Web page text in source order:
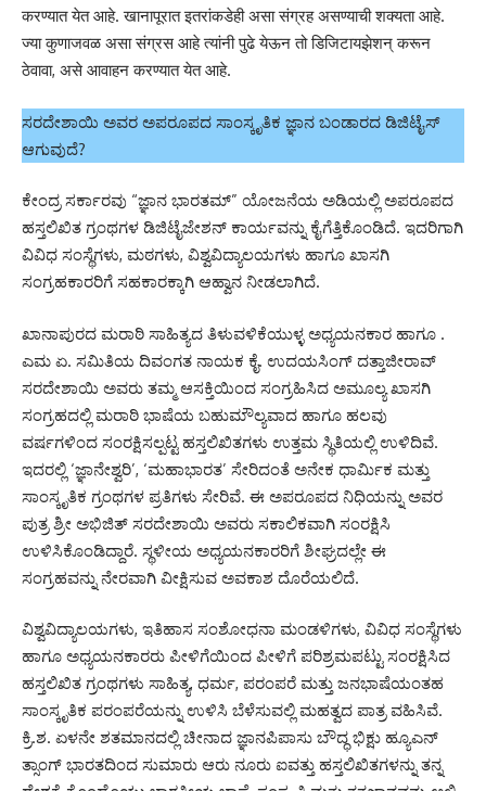
करण्यात येत आहे. खानापूरात इतरांकडेही असा संग्रह असण्याची शक्यता आहे.
ज्या कुणाजवळ असा संग्रस आहे त्यांनी पुढे येऊन तो डिजिटायझेशन् करून
ठेवावा, असे आवाहन करण्यात येत आहे.
ಸರದೇಶಾಯಿ ಅವರ ಅಪರೂಪದ ಸಾಂಸ್ಕೃತಿಕ ಜ್ಞಾನ ಬಂಡಾರದ ಡಿಜಿಟೈಸ್
ಆಗುವುದೆ?
ಕೇಂದ್ರ ಸರ್ಕಾರವು “ಜ್ಞಾನ ಭಾರತಮ್” ಯೋಜನೆಯ ಅಡಿಯಲ್ಲಿ ಅಪರೂಪದ
ಹಸ್ತಲಿಖಿತ ಗ್ರಂಥಗಳ ಡಿಜಿಟೈಜೇಶನ್ ಕಾರ್ಯವನ್ನು ಕೈಗೆತ್ತಿಕೊಂಡಿದೆ. ಇದರಿಗಾಗಿ
ವಿವಿಧ ಸಂಸ್ಥೆಗಳು, ಮಠಗಳು, ವಿಶ್ವವಿದ್ಯಾಲಯಗಳು ಹಾಗೂ ಖಾಸಗಿ
ಸಂಗ್ರಹಕಾರರಿಗೆ ಸಹಕಾರಕ್ಕಾಗಿ ಆಹ್ವಾನ ನೀಡಲಾಗಿದೆ.
ಖಾನಾಪುರದ ಮರಾಠಿ ಸಾಹಿತ್ಯದ ತಿಳುವಳಿಕೆಯುಳ್ಳ ಅಧ್ಯಯನಕಾರ ಹಾಗೂ .
ಎಮ ಏ. ಸಮಿತಿಯ ದಿವಂಗತ ನಾಯಕ ಕೈ. ಉದಯಸಿಂಗ್ ದತ್ತಾಜೀರಾವ್
ಸರದೇಶಾಯಿ ಅವರು ತಮ್ಮ ಆಸಕ್ತಿಯಿಂದ ಸಂಗ್ರಹಿಸಿದ ಅಮೂಲ್ಯ ಖಾಸಗಿ
ಸಂಗ್ರಹದಲ್ಲಿ ಮರಾಠಿ ಭಾಷೆಯ ಬಹುಮೌಲ್ಯವಾದ ಹಾಗೂ ಹಲವು
ವರ್ಷಗಳಿಂದ ಸಂರಕ್ಷಿಸಲ್ಪಟ್ಟ ಹಸ್ತಲಿಖಿತಗಳು ಉತ್ತಮ ಸ್ಥಿತಿಯಲ್ಲಿ ಉಳಿದಿವೆ.
ಇದರಲ್ಲಿ ‘ಜ್ಞಾನೇಶ್ವರಿ’, ‘ಮಹಾಭಾರತ’ ಸೇರಿದಂತೆ ಅನೇಕ ಧಾರ್ಮಿಕ ಮತ್ತು
ಸಾಂಸ್ಕೃತಿಕ ಗ್ರಂಥಗಳ ಪ್ರತಿಗಳು ಸೇರಿವೆ. ಈ ಅಪರೂಪದ ನಿಧಿಯನ್ನು ಅವರ
ಪುತ್ರ ಶ್ರೀ ಅಭಿಜಿತ್ ಸರದೇಶಾಯಿ ಅವರು ಸಕಾಲಿಕವಾಗಿ ಸಂರಕ್ಷಿಸಿ
ಉಳಿಸಿಕೊಂಡಿದ್ದಾರೆ. ಸ್ಥಳೀಯ ಅಧ್ಯಯನಕಾರರಿಗೆ ಶೀಘ್ರದಲ್ಲೇ ಈ
ಸಂಗ್ರಹವನ್ನು ನೇರವಾಗಿ ವೀಕ್ಷಿಸುವ ಅವಕಾಶ ದೊರೆಯಲಿದೆ.
ವಿಶ್ವವಿದ್ಯಾಲಯಗಳು, ಇತಿಹಾಸ ಸಂಶೋಧನಾ ಮಂಡಳಿಗಳು, ವಿವಿಧ ಸಂಸ್ಥೆಗಳು
ಹಾಗೂ ಅಧ್ಯಯನಕಾರರು ಪೀಳಿಗೆಯಿಂದ ಪೀಳಿಗೆ ಪರಿಶ್ರಮಪಟ್ಟು ಸಂರಕ್ಷಿಸಿದ
ಹಸ್ತಲಿಖಿತ ಗ್ರಂಥಗಳು ಸಾಹಿತ್ಯ, ಧರ್ಮ, ಪರಂಪರೆ ಮತ್ತು ಜನಭಾಷೆಯಂತಹ
ಸಾಂಸ್ಕೃತಿಕ ಪರಂಪರೆಯನ್ನು ಉಳಿಸಿ ಬೆಳೆಸುವಲ್ಲಿ ಮಹತ್ವದ ಪಾತ್ರ ವಹಿಸಿವೆ.
ಕ್ರಿ.ಶ. ಏಳನೇ ಶತಮಾನದಲ್ಲಿ ಚೀನಾದ ಜ್ಞಾನಪಿಪಾಸು ಬೌದ್ಧ ಭಿಕ್ಷು ಹ್ಯೂಎನ್
ತ್ಸಾಂಗ್ ಭಾರತದಿಂದ ಸುಮಾರು ಆರು ನೂರು ಐವತ್ತು ಹಸ್ತಲಿಖಿತಗಳನ್ನು ತನ್ನ